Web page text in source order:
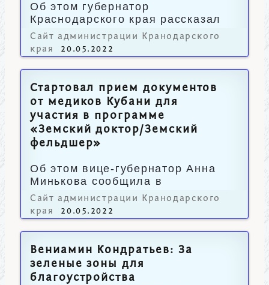
Об этом губернатор
Краснодарского края рассказал
журналистам.
Сайт администрации Кранодарского
края
20.05.2022
Стартовал прием документов
от медиков Кубани для
участия в программе
«Земский доктор/Земский
фельдшер»
Об этом вице-губернатор Анна
Минькова сообщила в
социальных сетях.
Сайт администрации Кранодарского
края
20.05.2022
Вениамин Кондратьев: За
зеленые зоны для
благоустройства